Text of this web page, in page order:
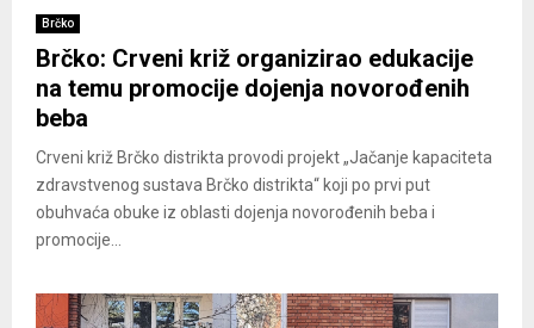
Brčko
Brčko: Crveni križ organizirao edukacije
na temu promocije dojenja novorođenih
beba
Crveni križ Brčko distrikta provodi projekt „Jačanje kapaciteta
zdravstvenog sustava Brčko distrikta“ koji po prvi put
obuhvaća obuke iz oblasti dojenja novorođenih beba i
promocije...